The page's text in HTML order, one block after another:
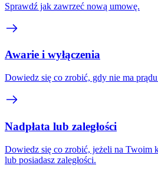
Sprawdź jak zawrzeć nową umowę.
Awarie i wyłączenia
Dowiedz się co zrobić, gdy nie ma
Nadpłata lub zaległości
Dowiedz się co zrobić, jeżeli na Twoim
lub posiadasz zaległości.